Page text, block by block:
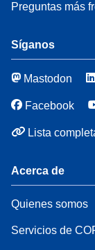
Preguntas más
Síganos
Mastodon
Facebook
Lista
Acerca de
Quienes somos
Servicios de